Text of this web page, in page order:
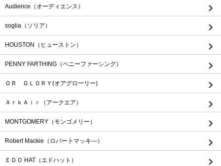
Audience（オーディエンス）
soglia（ソリア）
HOUSTON（ヒューストン）
PENNY FARTHING（ペニーファーシング）
ＯＲ ＧＬＯＲＹ(オアグローリー)
ＡｒｋＡｉｒ（アークエア）
MONTGOMERY（モンゴメリー）
Robert Mackie（ロバートマッキ―）
ＥＤＯ HAT（エドハット）